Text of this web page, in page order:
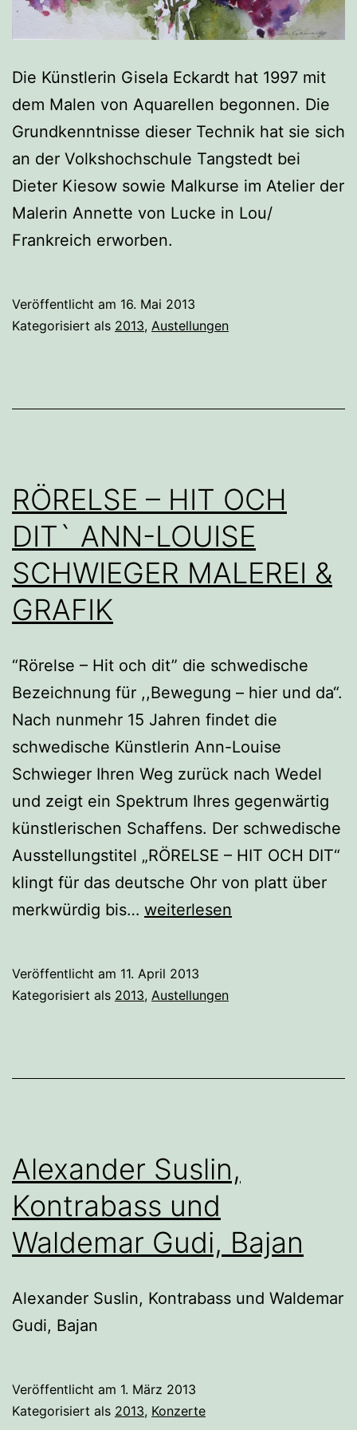
Die Künstlerin Gisela Eckardt hat 1997 mit
dem Malen von Aquarellen begonnen. Die
Grundkenntnisse dieser Technik hat sie sich
an der Volkshochschule Tangstedt bei
Dieter Kiesow sowie Malkurse im Atelier der
Malerin Annette von Lucke in Lou/
Frankreich erworben.
Veröffentlicht am 16. Mai 2013
Kategorisiert als 2013, Austellungen
RÖRELSE – HIT OCH
DIT` ANN-LOUISE
SCHWIEGER MALEREI &
GRAFIK
“Rörelse – Hit och dit” die schwedische
Bezeichnung für ,,Bewegung – hier und da“.
Nach nunmehr 15 Jahren findet die
schwedische Künstlerin Ann-Louise
Schwieger Ihren Weg zurück nach Wedel
und zeigt ein Spektrum Ihres gegenwärtig
künstlerischen Schaffens. Der schwedische
Ausstellungstitel „RÖRELSE – HIT OCH DIT“
klingt für das deutsche Ohr von platt über
merkwürdig bis… RÖRELSE
OCH
GRAFIK
weiterlesen
Veröffentlicht am 11. April 2013
Kategorisiert als 2013, Austellungen
Alexander Suslin,
Kontrabass und
Waldemar Gudi, Bajan
Alexander Suslin, Kontrabass und Waldemar
Gudi, Bajan
Veröffentlicht am 1. März 2013
Kategorisiert als 2013, Konzerte